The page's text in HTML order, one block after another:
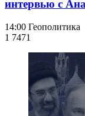
интервью с
14:00 Геополитика
1 7471